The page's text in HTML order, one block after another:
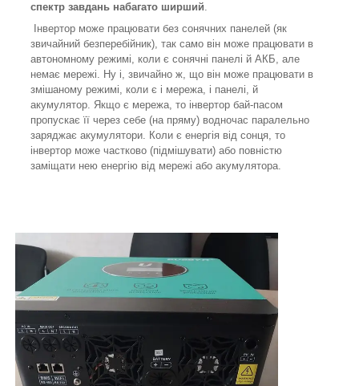
спектр завдань набагато ширший.
Інвертор може працювати без сонячних панелей (як
звичайний безперебійник), так само він може працювати в
автономному режимі, коли є сонячні панелі й АКБ, але
немає мережі. Ну і, звичайно ж, що він може працювати в
змішаному режимі, коли є і мережа, і панелі, й
акумулятор. Якщо є мережа, то інвертор бай-пасом
пропускає її через себе (на пряму) водночас паралельно
заряджає акумулятори. Коли є енергія від сонця, то
інвертор може частково (підмішувати) або повністю
заміщати нею енергію від мережі або акумулятора.